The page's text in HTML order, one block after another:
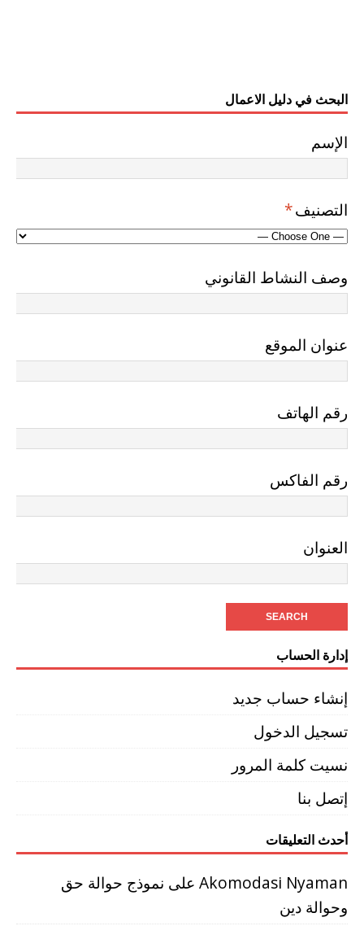
البحث في دليل الاعمال
الإسم
التصنيف*
وصف النشاط القانوني
عنوان الموقع
رقم الهاتف
رقم الفاكس
العنوان
إدارة الحساب
إنشاء حساب جديد
تسجيل الدخول
نسيت كلمة المرور
إتصل بنا
أحدث التعليقات
Akomodasi Nyaman على نموذج حوالة حق
وحوالة دين